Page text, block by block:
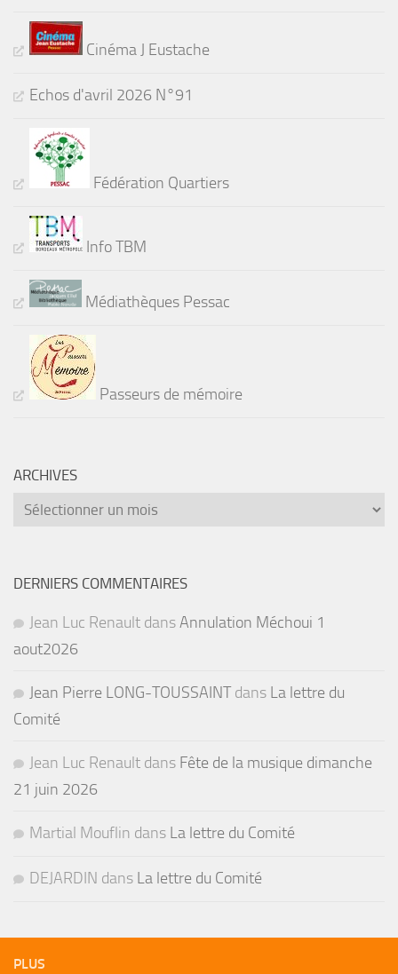
Cinéma J Eustache
Echos d'avril 2026 N°91
Fédération Quartiers
Info TBM
Médiathèques Pessac
Passeurs de mémoire
ARCHIVES
Archives
DERNIERS COMMENTAIRES
Jean Luc Renault dansAnnulation Méchoui 1
aout2026
Jean Pierre LONG-TOUSSAINTdans La lettre du
Comité
Jean Luc Renault dans Fête de la musique dimanche
21 juin 2026
Martial Mouflin dans La lettre du Comité
DEJARDIN dans La lettre du Comité
PLUS